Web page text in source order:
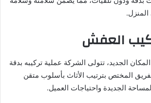
الجديد، تتولى الشركة عملية تركيبه بدقة
المختص بترتيب الأثاث بأسلوب متقن
الجديدة واحتياجات العميل.